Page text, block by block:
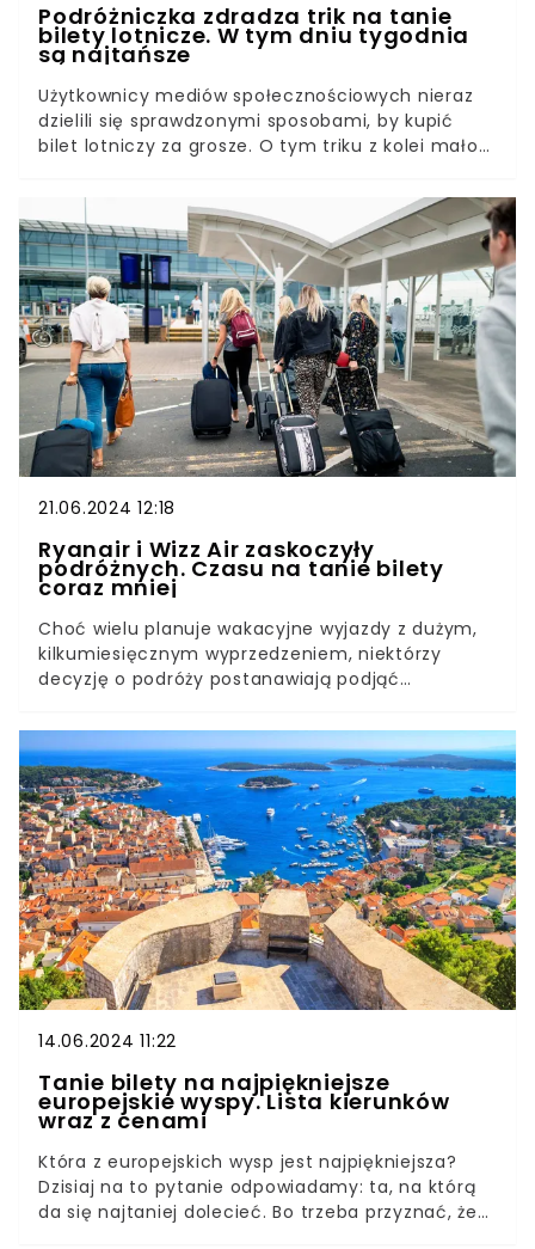
Podróżniczka zdradza trik na tanie
bilety lotnicze. W tym dniu tygodnia
są najtańsze
Użytkownicy mediów społecznościowych nieraz
dzielili się sprawdzonymi sposobami, by kupić
bilet lotniczy za grosze. O tym triku z kolei mało
oraz jego pora. Kiedy najlepiej polować na tanie
loty? O tym opowiedziała blogerka i miłośniczka
podróży na swoim profilu @Wnuczykije na
Facebooku.
21.06.2024 12:18
Ryanair i Wizz Air zaskoczyły
podróżnych. Czasu na tanie bilety
coraz mniej
Choć wielu planuje wakacyjne wyjazdy z dużym,
kilkumiesięcznym wyprzedzeniem, niektórzy
decyzję o podróży postanawiają podjąć
z tym, że bilety lotnicze będą droższe. Bez obaw,
Ryanair i Wizz Air przygotowały wyjątkowe
promocje, w których za niewielkie pieniądze
można udać się do popularnych miejsc w Europie.
Termin wylotu z pewnością zachwyci niejednego.
14.06.2024 11:22
Tanie bilety na najpiękniejsze
europejskie wyspy. Lista kierunków
wraz z cenami
Która z europejskich wysp jest najpiękniejsza?
Dzisiaj na to pytanie odpowiadamy: ta, na którą
da się najtaniej dolecieć. Bo trzeba przyznać, że